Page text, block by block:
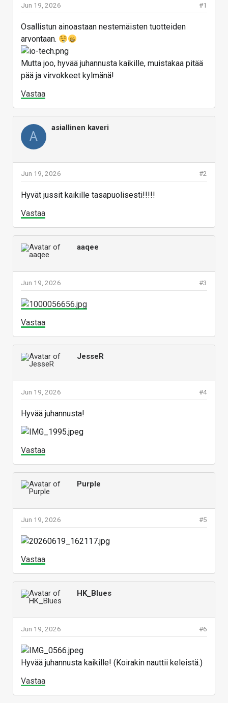
#1
Jun 19, 2026
Osallistun ainoastaan nestemäisten tuotteiden
arvontaan.
Mutta joo, hyvää juhannusta kaikille, muistakaa pitää
pää ja virvokkeet kylmänä!
Vastaa
A
asiallinen kaveri
#2
Jun 19, 2026
Hyvät jussit kaikille tasapuolisesti!!!!!
Vastaa
aaqee
#3
Jun 19, 2026
Vastaa
JesseR
#4
Jun 19, 2026
Hyvää juhannusta!
Vastaa
Purple
#5
Jun 19, 2026
Vastaa
HK_Blues
#6
Jun 19, 2026
Hyvää juhannusta kaikille! (Koirakin nauttii keleistä.)
Vastaa